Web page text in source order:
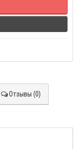
Отзывы (0)